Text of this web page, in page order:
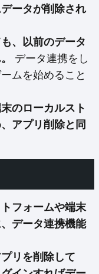
ータが削除され
、以前のデータ
データ連携をし
ムを始めること
のローカルスト
アプリ削除と同
フォームや端末
データ連携機能
リを削除して